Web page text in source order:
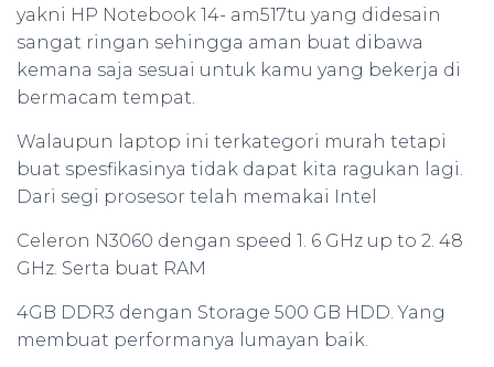
yakni HP Notebook 14- am517tu yang didesain
sangat ringan sehingga aman buat dibawa
kemana saja sesuai untuk kamu yang bekerja di
bermacam tempat.
Walaupun laptop ini terkategori murah tetapi
buat spesfikasinya tidak dapat kita ragukan lagi.
Dari segi prosesor telah memakai Intel
Celeron N3060 dengan speed 1. 6 GHz up to 2. 48
GHz. Serta buat RAM
4GB DDR3 dengan Storage 500 GB HDD. Yang
membuat performanya lumayan baik.